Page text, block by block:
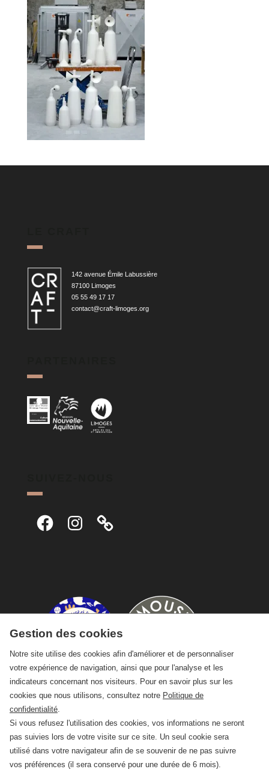
142 avenue Émile Labussière
87100 Limoges
05 55 49 17 17
contact@craft-limoges.org
FacebookInstagram
Gestion des cookies
Notre site utilise des cookies afin d'améliorer et de personnaliser
votre expérience de navigation, ainsi que pour l'analyse et les
indicateurs concernant nos visiteurs. Pour en savoir plus sur les
cookies que nous utilisons, consultez notre Politique de
confidentialité
Si vous refusez l'utilisation des cookies, vos informations ne seront
pas suivies lors de votre visite sur ce site. Un seul cookie sera
utilisé dans votre navigateur afin de se souvenir de ne pas suivre
vos préférences (il sera conservé pour une durée de 6 mois).